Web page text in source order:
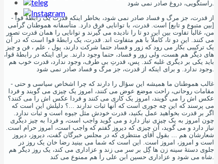
- از قدرت، جز مرگ و فساد صادر نمی شود، بخاطر اینکه قدرت یک رابطۀ قوا
[بین متبوع و تابع] است. قدرت، با توانایی فرق دارد. متأسفانه هموطنان گرامی
من، غالباً تفاوت بین این دو تا را نادیده می گیرند و توانایی را همان قدرت تصور
می کنند. این دو تا، کاملاً با هم متفاوت اند. قدرت، یک رابطۀ قوا است که در آن
یک ترکیبی بکار می رود که زور و فساد حتما شرکت دارند، پول ، علم ، فن و چیز
های دیگر هم هست، ولی زور و فساد، حتما وجود دارند. برای اینکه در رابطۀ قوا،
باید یکی بر دیگری غلبه کند. پس، قدرتِ بی طرف، وجود ندارد، قدرت خوب هم
- غالب هموطنان ما همیشه این سؤال را دارند که چرا اشخاص سیاسی و حتی
مقامات روحانی، راحت موضع عوض می کنند، امروز یک چیزی می گویند و فردا
عکس اش را می گویند، امروز یک کاری می کنند و فردا عکس اش را می کنند؟
می پرسند که این چه جوری است که آنها ثبات ندارند ...؟ دلیلش این است که
اگر بر قدرت بخواهید عمل بکنید، قدرت خودش مثل جیوه است و ثبات ندارد.
چون امروز به یک چیزی نیاز دارد و می گوید واجب است، و فردا به چیز دیگری
نیاز دارد و می گوید، آن چیزی که دیروز گفتم که واجب است، امروز حرام است.
شعارشان هم ... بقول آقای منتظری که در مجلس خبرگان گفت، دیروز، دیروز
است و امروز، امروز است. این است که شما می بینید رضا خان یک روز در
جلوی دستۀ سینه زن ها گِل بر سر می زند و عزاداری می کند، یک روز دیگر هم